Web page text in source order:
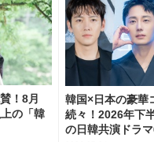
！8月
の「韓
韓国×日本の豪華
続々！2026年下
の日韓共演ドラ